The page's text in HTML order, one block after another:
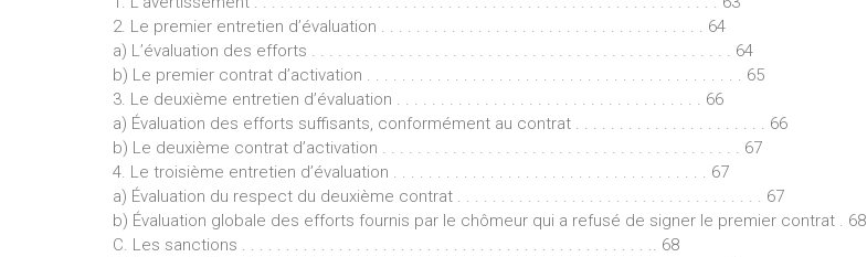
2. Le premier entretien d’évaluation . . . . . . . . . . . . . . . . . . . . . . . . . . . . . . . . . . . . . 64
a) L’évaluation des efforts . . . . . . . . . . . . . . . . . . . . . . . . . . . . . . . . . . . . . . . . . . . . . . . . 64
b) Le premier contrat d’activation . . . . . . . . . . . . . . . . . . . . . . . . . . . . . . . . . . . . . . . . . . . 65
3. Le deuxième entretien d’évaluation . . . . . . . . . . . . . . . . . . . . . . . . . . . . . . . . . . . 66
a) Évaluation des efforts suffisants, conformément au contrat . . . . . . . . . . . . . . . . . . . . . . 66
b) Le deuxième contrat d’activation . . . . . . . . . . . . . . . . . . . . . . . . . . . . . . . . . . . . . . . . . 67
4. Le troisième entretien d’évaluation . . . . . . . . . . . . . . . . . . . . . . . . . . . . . . . . . . . . 67
a) Évaluation du respect du deuxième contrat . . . . . . . . . . . . . . . . . . . . . . . . . . . . . . . . . . . 67
b) Évaluation globale des efforts fournis par le chômeur qui a refusé de signer le premier contrat . 68
C. Les sanctions . . . . . . . . . . . . . . . . . . . . . . . . . . . . . . . . . . . . . . . . . . . . . . .. 68